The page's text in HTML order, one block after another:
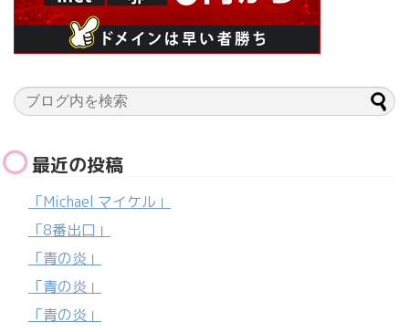
最近の投稿
「Michael マイケル」
「8番出口」
「青の炎」
「青の炎」
「青の炎」